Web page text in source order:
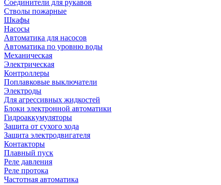
Соединители для рукавов
Стволы пожарные
Шкафы
Насосы
Автоматика для насосов
Автоматика по уровню воды
Механическая
Электрическая
Контроллеры
Поплавковые выключатели
Электроды
Для агрессивных жидкостей
Блоки электронной автоматики
Гидроаккумуляторы
Защита от сухого хода
Защита электродвигателя
Контакторы
Плавный пуск
Реле давления
Реле протока
Частотная автоматика